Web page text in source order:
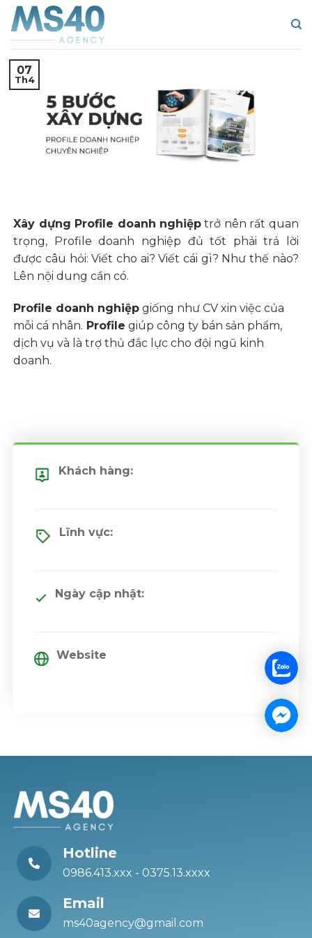
Skip
content
07
Th4
Xây dựng Profile doanh nghiệp trở nên rất quan
trọng, Profile doanh nghiệp đủ tốt phải trả lời
được câu hỏi: Viết cho ai? Viết cái gì? Như thế nào?
Lên nội dung cần có.
Profile doanh nghiệp giống như CV xin việc của
mỗi cá nhân. Profile giúp công ty bán sản phẩm,
dịch vụ và là trợ thủ đắc lực cho đội ngũ kinh
doanh.
Khách hàng:
Lĩnh vực:
Ngày cập nhật:
Website
Hotline
0986.413.xxx - 0375.13.xxxx
Email
ms40agency@gmail.com